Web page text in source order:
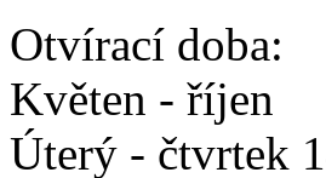
Otvírací doba:
Květen - říjen
Úterý - čtvrtek